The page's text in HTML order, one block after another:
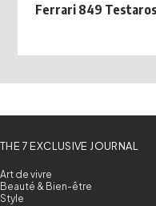
Ferrari 849
THE 7 EXCLUSIVE JOURNAL
Art de vivre
Beauté & Bien-être
Style